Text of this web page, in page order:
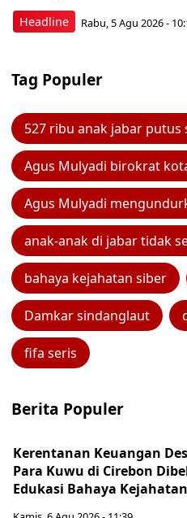
Headline Rabu, 5 Agu 2026 -
Tag Populer
527 ribu anak jabar putus
Agus Mulyadi birokrat
Agus Mulyadi
anak-anak di jabar tidak
bahaya kejahatan siber
Damkar sindanglaut
fifa seris
Berita Populer
Kerentanan Keuangan
Para Kuwu di Cirebon
Edukasi Bahaya